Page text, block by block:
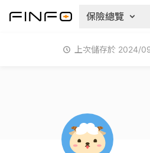
保險總覽
上次儲存於 2024/